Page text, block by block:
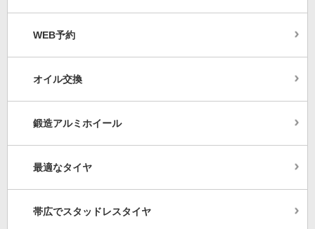
WEB予約
オイル交換
鍛造アルミホイール
最適なタイヤ
帯広でスタッドレスタイヤ